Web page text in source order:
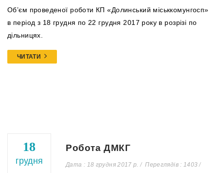
Об’єм проведеної роботи КП «Долинський міськкомунгосп»
в період з 18 грудня по 22 грудня 2017 року в розрізі по
дільницях.
ЧИТАТИ
18
грудня
Робота ДМКГ
Дата : 18 грудня 2017 р.
Переглядів : 1403